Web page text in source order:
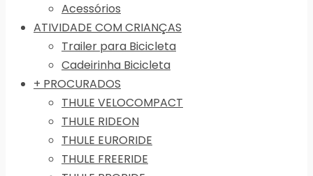
Acessórios
ATIVIDADE COM CRIANÇAS
Trailer para Bicicleta
Cadeirinha Bicicleta
+ PROCURADOS
THULE VELOCOMPACT
THULE RIDEON
THULE EURORIDE
THULE FREERIDE